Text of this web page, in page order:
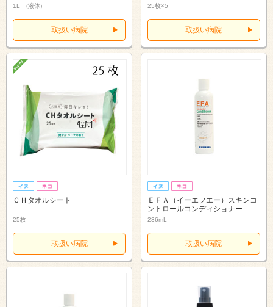
1L (液体)
取扱い病院
25枚×5
取扱い病院
ＣＨタオルシート
25枚
取扱い病院
ＥＦＡ（イーエフエー）スキンコ
ントロールコンディショナー
236mL
取扱い病院